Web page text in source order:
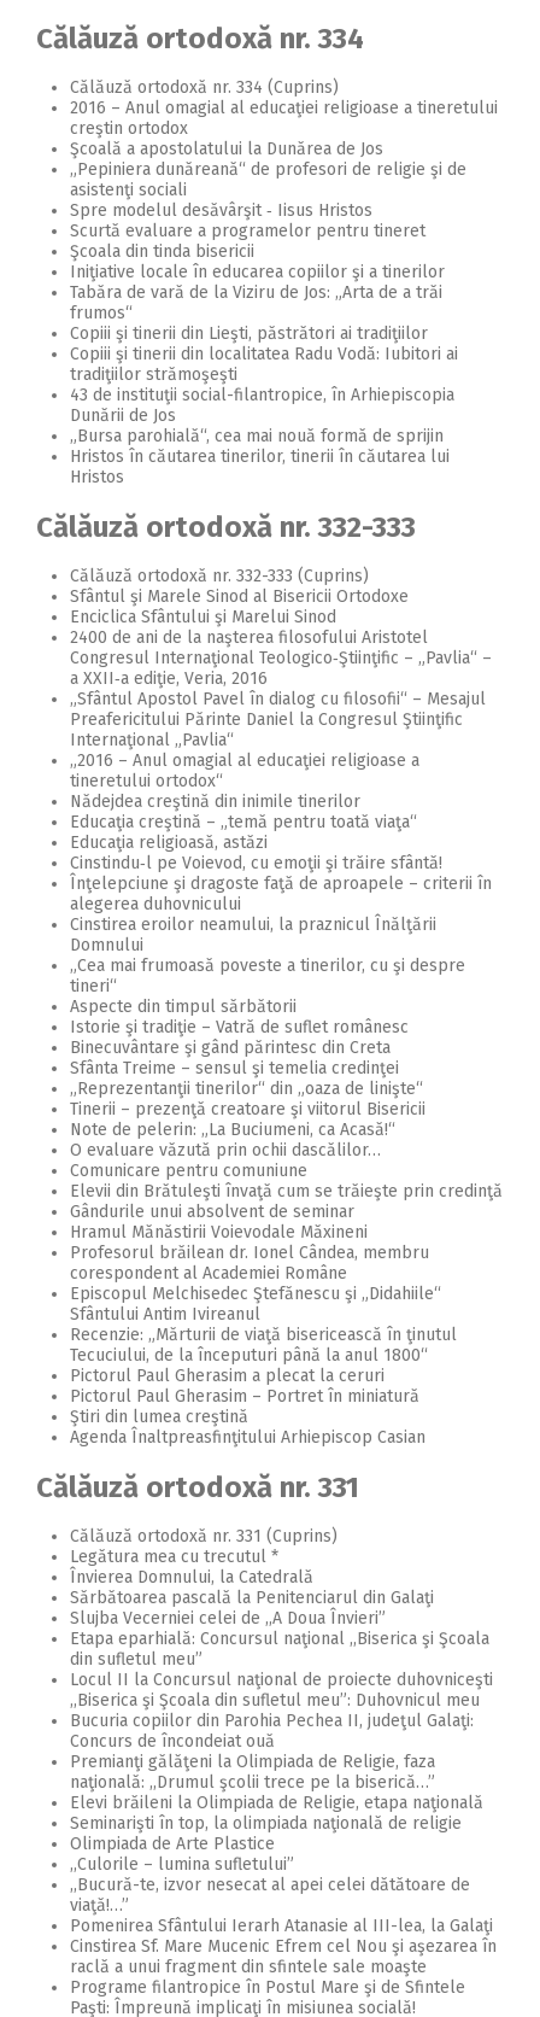
Călăuză ortodoxă nr. 334
Călăuză ortodoxă nr. 334 (Cuprins)
2016 – Anul omagial al educaţiei religioase a tineretului
creştin ortodox
Şcoală a apostolatului la Dunărea de Jos
„Pepiniera dunăreană“ de profesori de religie şi de
asistenţi sociali
Spre modelul desăvârşit ‑ Iisus Hristos
Scurtă evaluare a programelor pentru tineret
Şcoala din tinda bisericii
Iniţiative locale în educarea copiilor şi a tinerilor
Tabăra de vară de la Viziru de Jos: „Arta de a trăi
frumos“
Copiii şi tinerii din Lieşti, păstrători ai tradiţiilor
Copiii şi tinerii din localitatea Radu Vodă: Iubitori ai
tradiţiilor strămoşeşti
43 de instituţii social-filantropice, în Arhiepiscopia
Dunării de Jos
„Bursa parohială“, cea mai nouă formă de sprijin
Hristos în căutarea tinerilor, tinerii în căutarea lui
Hristos
Călăuză ortodoxă nr. 332-333
Călăuză ortodoxă nr. 332-333 (Cuprins)
Sfântul şi Marele Sinod al Bisericii Ortodoxe
Enciclica Sfântului şi Marelui Sinod
2400 de ani de la naşterea filosofului Aristotel
Congresul Internaţional Teologico‑Ştiinţific – „Pavlia“ –
a XXII‑a ediţie, Veria, 2016
„Sfântul Apostol Pavel în dialog cu filosofii“ – Mesajul
Preafericitului Părinte Daniel la Congresul Ştiinţific
Internaţional „Pavlia“
„2016 – Anul omagial al educaţiei religioase a
tineretului ortodox“
Nădejdea creştină din inimile tinerilor
Educaţia creştină – „temă pentru toată viaţa“
Educaţia religioasă, astăzi
Cinstindu‑l pe Voievod, cu emoţii şi trăire sfântă!
Înţelepciune şi dragoste faţă de aproapele – criterii în
alegerea duhovnicului
Cinstirea eroilor neamului, la praznicul Înălţării
Domnului
„Cea mai frumoasă poveste a tinerilor, cu şi despre
tineri“
Aspecte din timpul sărbătorii
Istorie şi tradiţie – Vatră de suflet românesc
Binecuvântare şi gând părintesc din Creta
Sfânta Treime – sensul şi temelia credinţei
„Reprezentanţii tinerilor“ din „oaza de linişte“
Tinerii – prezenţă creatoare şi viitorul Bisericii
Note de pelerin: „La Buciumeni, ca Acasă!“
O evaluare văzută prin ochii dascălilor…
Comunicare pentru comuniune
Elevii din Brătuleşti învaţă cum se trăieşte prin credinţă
Gândurile unui absolvent de seminar
Hramul Mănăstirii Voievodale Măxineni
Profesorul brăilean dr. Ionel Cândea, membru
corespondent al Academiei Române
Episcopul Melchisedec Ştefănescu şi „Didahiile“
Sfântului Antim Ivireanul
Recenzie: „Mărturii de viaţă bisericească în ţinutul
Tecuciului, de la începuturi până la anul 1800“
Pictorul Paul Gherasim a plecat la ceruri
Pictorul Paul Gherasim – Portret în miniatură
Ştiri din lumea creştină
Agenda Înaltpreasfinţitului Arhiepiscop Casian
Călăuză ortodoxă nr. 331
Călăuză ortodoxă nr. 331 (Cuprins)
Legătura mea cu trecutul *
Învierea Domnului, la Catedrală
Sărbătoarea pascală la Penitenciarul din Galaţi
Slujba Vecerniei celei de ,,A Doua Învieri”
Etapa eparhială: Concursul naţional ,,Biserica şi Şcoala
din sufletul meu”
Locul II la Concursul naţional de proiecte duhovniceşti
,,Biserica şi Şcoala din sufletul meu”: Duhovnicul meu
Bucuria copiilor din Parohia Pechea II, judeţul Galaţi:
Concurs de încondeiat ouă
Premianţi gălăţeni la Olimpiada de Religie, faza
naţională: ,,Drumul şcolii trece pe la biserică…”
Elevi brăileni la Olimpiada de Religie, etapa naţională
Seminarişti în top, la olimpiada naţională de religie
Olimpiada de Arte Plastice
,,Culorile – lumina sufletului”
,,Bucură-te, izvor nesecat al apei celei dătătoare de
viaţă!…”
Pomenirea Sfântului Ierarh Atanasie al III-lea, la Galaţi
Cinstirea Sf. Mare Mucenic Efrem cel Nou şi aşezarea în
raclă a unui fragment din sfintele sale moaşte
Programe filantropice în Postul Mare şi de Sfintele
Paşti: Împreună implicaţi în misiunea socială!